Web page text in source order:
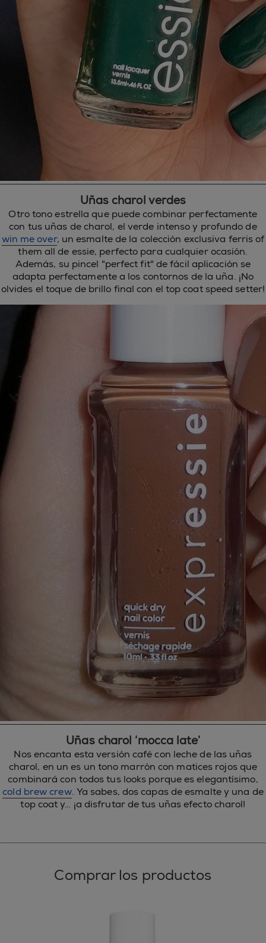
Uñas charol verdes
Otro tono estrella que puede combinar perfectamente
con tus uñas de charol, el verde intenso y profundo de
win me over, un esmalte de la colección exclusiva ferris of
them all de essie, perfecto para cualquier ocasión.
Además, su pincel "perfect fit" de fácil aplicación se
adapta perfectamente a los contornos de la uña. ¡No
olvides el toque de brillo final con el top coat speed setter!
Uñas charol ‘mocca late’
Nos encanta esta versión café con leche de las uñas
charol, en un es un tono marrón con matices rojos que
combinará con todos tus looks porque es elegantísimo,
cold brew crew. Ya sabes, dos capas de esmalte y una de
top coat y… ¡a disfrutar de tus uñas efecto charol!
Comprar los productos